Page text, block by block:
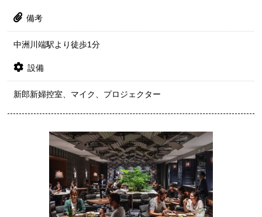
備考
中洲川端駅より徒歩1分
設備
新郎新婦控室、マイク、プロジェクター